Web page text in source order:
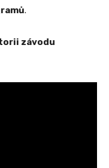
.
závodu